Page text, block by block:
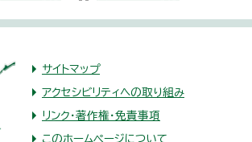
サイトマップ
アクセシビリティへの取り組み
リンク・著作権・免責事項
このホームページについて